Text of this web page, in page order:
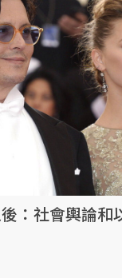
：社會輿論和